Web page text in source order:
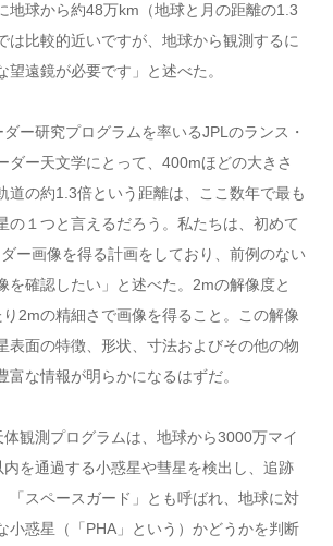
地球から約48万km（地球と月の距離の1.3
は比較的近いですが、地球から観測するに
望遠鏡が必要です」と述べた。
ー研究プログラムを率いるJPLのランス・
ダー天文学にとって、400mほどの大きさ
道の約1.3倍という距離は、ここ数年で最も
の１つと言えるだろう。私たちは、初めて
ー画像を得る計画をしており、前例のない
を確認したい」と述べた。2mの解像度と
2mの精細さで画像を得ること。この解像
表面の特徴、形状、寸法およびその他の物
富な情報が明らかになるはずだ。
観測プログラムは、地球から3000万マイ
を通過する小惑星や彗星を検出し、追跡
「スペースガード」とも呼ばれ、地球に対
小惑星（「PHA」という）かどうかを判断